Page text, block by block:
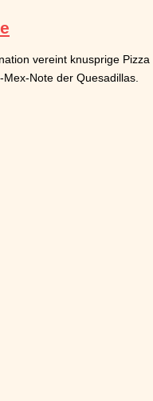
vereint knusprige Pizza
Note der Quesadillas.